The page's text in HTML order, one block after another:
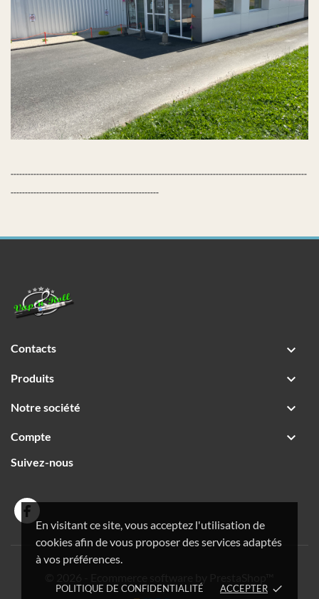
En visitant ce site, vous acceptez l'utilisation de
cookies afin de vous proposer des services adaptés
à vos préférences.
POLITIQUE DE CONFIDENTIALITÉ ACCEPTER done
--------------------------------------------------------------------------------------------------------
----------------------------------------------------
Contacts 
Produits 
Notre société 
Compte 
Suivez-nous